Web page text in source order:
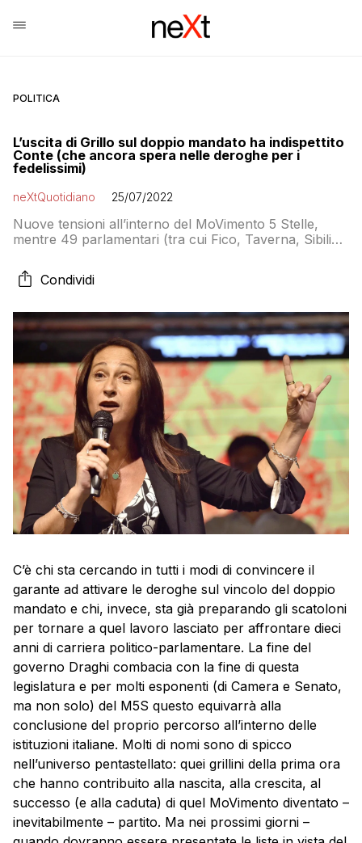
POLITICA
L’uscita di Grillo sul doppio mandato ha indispettito
Conte (che ancora spera nelle deroghe per i
fedelissimi)
neXtQuotidiano 25/07/2022
Nuove tensioni all’interno del MoVimento 5 Stelle,
mentre 49 parlamentari (tra cui Fico, Taverna, Sibilia,
di una deroga alle regole
Condividi
C’è chi sta cercando in tutti i modi di convincere il
garante ad attivare le deroghe sul vincolo del doppio
mandato e chi, invece, sta già preparando gli scatoloni
per tornare a quel lavoro lasciato per affrontare dieci
anni di carriera politico-parlamentare. La fine del
governo Draghi combacia con la fine di questa
legislatura e per molti esponenti (di Camera e Senato,
ma non solo) del M5S questo equivarrà alla
conclusione del proprio percorso all’interno delle
istituzioni italiane. Molti di nomi sono di spicco
nell’universo pentastellato: quei grillini della prima ora
che hanno contribuito alla nascita, alla crescita, al
successo (e alla caduta) di quel MoVimento diventato –
inevitabilmente – partito. Ma nei prossimi giorni –